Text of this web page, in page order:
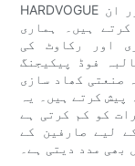
HARDVOGUE میں، ہم فعال طور پر تحقیق کرتے ہیں اور ان
ہیں۔ ہماری
اور رکاوٹ کی
فوڈ پیکیجنگ
صنعتی کھاد سازی
کرتے ہیں۔ یہ
کو کم کرتی ہے
لیے صارفین کے
بھی مدد دیتی ہے۔